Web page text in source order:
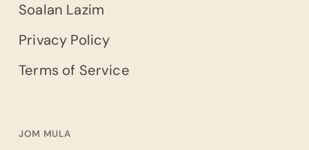
Soalan Lazim
Privacy Policy
Terms of Service
JOM MULA